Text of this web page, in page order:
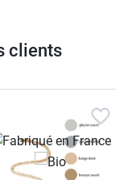
clients